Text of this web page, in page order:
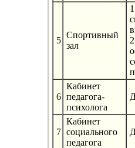
5
Спортивный
зал
6
Кабинет
педагога-
психолога
7
Кабинет
социального
педагога